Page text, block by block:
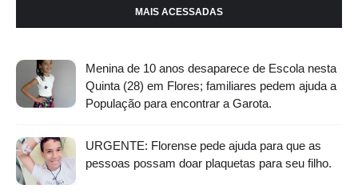
MAIS ACESSADAS
Menina de 10 anos desaparece de Escola nesta
Quinta (28) em Flores; familiares pedem ajuda a
População para encontrar a Garota.
URGENTE: Florense pede ajuda para que as
pessoas possam doar plaquetas para seu filho.